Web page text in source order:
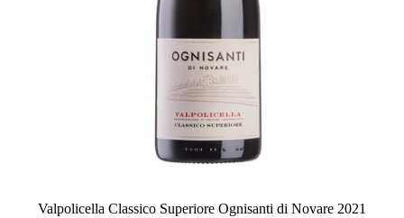
Valpolicella Classico Superiore Ognisanti di Novare 2021